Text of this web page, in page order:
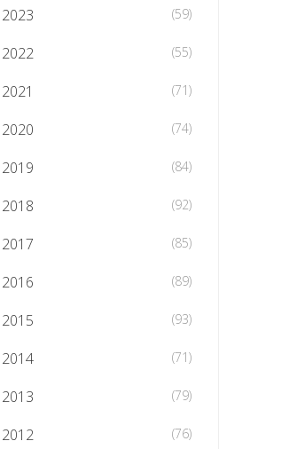
2023 (59)
2022 (55)
2021 (71)
2020 (74)
2019 (84)
2018 (92)
2017 (85)
2016 (89)
2015 (93)
2014 (71)
2013 (79)
2012 (76)